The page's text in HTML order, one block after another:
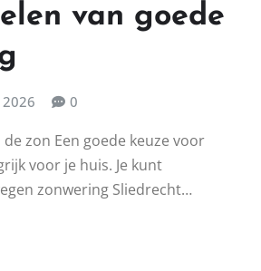
van goede
0
zon Een goede keuze voor
voor je huis. Je kunt
zonwering Sliedrecht…